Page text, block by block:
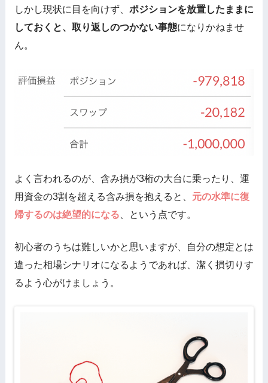
しかし現状に目を向けず、 ポジションを放置したままに
しておくと、取り返しのつかない事態になりかねませ
ん。
よく言われるのが、含み損が3桁の大台に乗ったり、運
用資金の3割を超える含み損を抱えると、 元の水準に復
帰するのは絶望的になる 、という点です。
初心者のうちは難しいかと思いますが、自分の想定とは
違った相場シナリオになるようであれば、潔く損切りす
るよう心がけましょう。